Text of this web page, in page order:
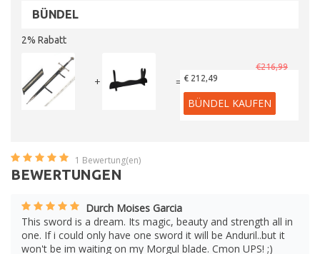
BÜNDEL
2% Rabatt
+ =
€216,99
€ 212,49
BÜNDEL KAUFEN
1 Bewertung(en)
BEWERTUNGEN
Durch Moises Garcia
This sword is a dream. Its magic, beauty and strength all in
one. If i could only have one sword it will be Anduril..but it
won't be im waiting on my Morgul blade. Cmon UPS! ;)